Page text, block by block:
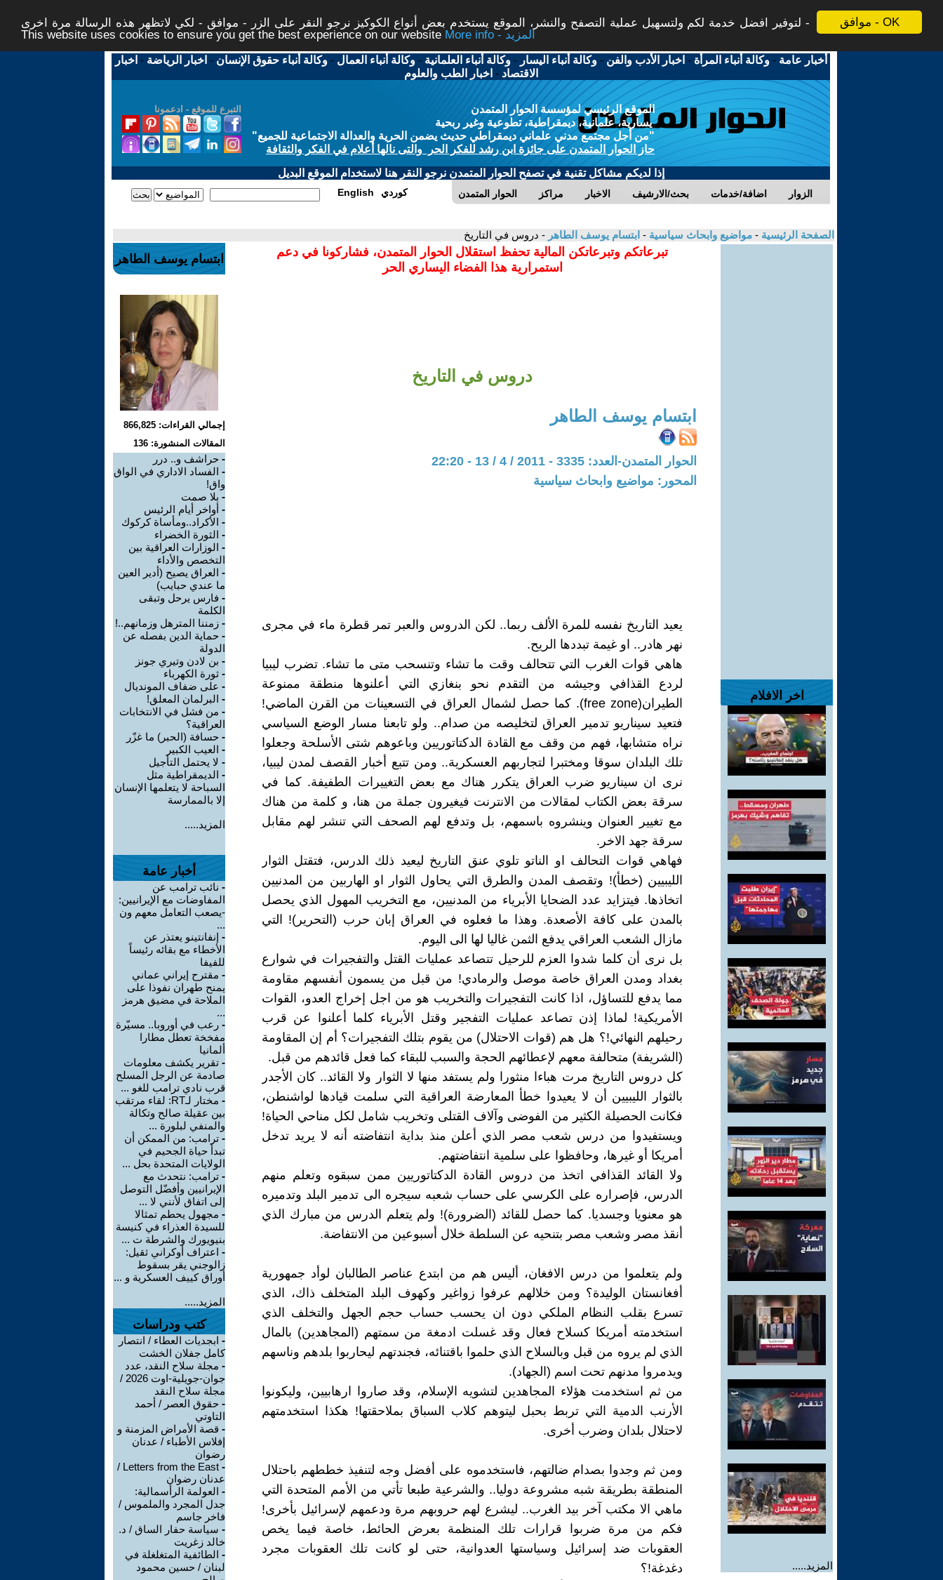
موافق - OK
لتوفير افضل خدمة لكم ولتسهيل عملية التصفح والنشر، الموقع يستخدم بعض أنواع الكوكيز نرجو النقر على الزر - موافق - لكي لاتظهر هذه الرسالة مرة اخرى -
This website uses cookies to ensure you get the best experience on our website
More info - المزيد
أخبار عامة -وكالة أنباء المرأة - اخبار الأدب والفن -وكالة أنباء اليسار -وكالة أنباء العلمانية -وكالة أنباء العمال -وكالة أنباء حقوق الإنسان - اخبار الرياضة - اخبار
الاقتصاد - اخبار الطب والعلوم
التبرع للموقع - ادعمونا
الموقع الرئيسي لمؤسسة الحوار المتمدن
يسارية، علمانية، ديمقراطية، تطوعية وغير ربحية
"من أجل مجتمع مدني علماني ديمقراطي حديث يضمن الحرية والعدالة الاجتماعية للجميع"
حاز الحوار المتمدن على جائزة ابن رشد للفكر الحر والتى نالها أعلام في الفكر والثقافة
إذا لديكم مشاكل تقنية في تصفح الحوار المتمدن نرجو النقر هنا لاستخدام الموقع البديل
الحوار المتمدن مراكز الاخبار بحث/الارشيف اضافة/خدمات الزوار English كوردي
الصفحة الرئيسية - مواضيع وابحاث سياسية - ابتسام يوسف الطاهر - دروس في التاريخ
اخر الافلام
المزيد.....
تبرعاتكم وتبرعاتكن المالية تحفظ استقلال الحوار المتمدن، فشاركونا في دعم
استمرارية هذا الفضاء اليساري الحر
دروس في التاريخ
ابتسام يوسف الطاهر
الحوار المتمدن-العدد: 3335 - 2011 / 4 / 13 - 22:20
المحور: مواضيع وابحاث سياسية
يعيد التاريخ نفسه للمرة الألف ربما.. لكن الدروس والعبر تمر قطرة ماء في مجرى
نهر هادر.. او غيمة تبددها الريح.
هاهي قوات الغرب التي تتحالف وقت ما تشاء وتنسحب متى ما تشاء. تضرب ليبيا
لردع القذافي وجيشه من التقدم نحو بنغازي التي أعلنوها منطقة ممنوعة
الطيران(free zone). كما حصل لشمال العراق في التسعينات من القرن الماضي!
فتعيد سيناريو تدمير العراق لتخليصه من صدام.. ولو تابعنا مسار الوضع السياسي
نراه متشابها، فهم من وقف مع القادة الدكتاتوريين وباعوهم شتى الأسلحة وجعلوا
تلك البلدان سوقا ومختبرا لتجاربهم العسكرية.. ومن تتبع أخبار القصف لمدن ليبيا،
نرى ان سيناريو ضرب العراق يتكرر هناك مع بعض التغييرات الطفيفة. كما في
سرقة بعض الكتاب لمقالات من الانترنت فيغيرون جملة من هنا، و كلمة من هناك
مع تغيير العنوان وينشروه باسمهم، بل وتدفع لهم الصحف التي تنشر لهم مقابل
سرقة جهد الاخر.
فهاهي قوات التحالف او الناتو تلوي عنق التاريخ ليعيد ذلك الدرس، فتقتل الثوار
الليبيين (خطأ)! وتقصف المدن والطرق التي يحاول الثوار او الهاربين من المدنيين
اتخاذها. فيتزايد عدد الضحايا الأبرياء من المدنيين، مع التخريب المهول الذي يحصل
بالمدن على كافة الأصعدة. وهذا ما فعلوه في العراق إبان حرب (التحرير)! التي
مازال الشعب العراقي يدفع الثمن غاليا لها الى اليوم.
بل نرى أن كلما شدوا العزم للرحيل تتصاعد عمليات القتل والتفجيرات في شوارع
بغداد ومدن العراق خاصة موصل والرمادي! من قبل من يسمون أنفسهم مقاومة
مما يدفع للتساؤل، اذا كانت التفجيرات والتخريب هو من اجل إخراج العدو، القوات
الأمريكية! لماذا إذن تصاعد عمليات التفجير وقتل الأبرياء كلما أعلنوا عن قرب
رحيلهم النهائي!؟ هل هم (قوات الاحتلال) من يقوم بتلك التفجيرات؟ أم إن المقاومة
(الشريفة) متحالفة معهم لإعطائهم الحجة والسبب للبقاء كما فعل قائدهم من قبل.
كل دروس التاريخ مرت هباءا منثورا ولم يستفد منها لا الثوار ولا القائد.. كان الأجدر
بالثوار الليبيين أن لا يعيدوا خطأ المعارضة العراقية التي سلمت قيادها لواشنطن،
فكانت الحصيلة الكثير من الفوضى وآلاف القتلى وتخريب شامل لكل مناحي الحياة!
ويستفيدوا من درس شعب مصر الذي أعلن منذ بداية انتفاضته أنه لا يريد تدخل
أمريكا أو غيرها، وحافظوا على سلمية انتفاضتهم.
ولا القائد القذافي اتخذ من دروس القادة الدكتاتوريين ممن سبقوه وتعلم منهم
الدرس، فإصراره على الكرسي على حساب شعبه سيجره الى تدمير البلد وتدميره
هو معنويا وجسديا. كما حصل للقائد (الضرورة)! ولم يتعلم الدرس من مبارك الذي
أنقذ مصر وشعب مصر بتنحيه عن السلطة خلال أسبوعين من الانتفاضة.
ولم يتعلموا من درس الافغان، أليس هم من ابتدع عناصر الطالبان لوأد جمهورية
أفغانستان الوليدة؟ ومن خلالهم عرفوا زواغير وكهوف البلد المتخلف ذاك، الذي
تسرع بقلب النظام الملكي دون ان يحسب حساب حجم الجهل والتخلف الذي
استخدمته أمريكا كسلاح فعال وقد غسلت ادمغة من سمتهم (المجاهدين) بالمال
الذي لم يروه من قبل وبالسلاح الذي حلموا باقتنائه، فجندتهم ليحاربوا بلدهم وناسهم
ويدمروا مدنهم تحت اسم (الجهاد).
من ثم استخدمت هؤلاء المجاهدين لتشويه الإسلام، وقد صاروا ارهابيين، وليكونوا
الأرنب الدمية التي تربط بحبل ليتوهم كلاب السباق بملاحقتها! هكذا استخدمتهم
لاحتلال بلدان وضرب أخرى.
ومن ثم وجدوا بصدام ضالتهم، فاستخدموه على أفضل وجه لتنفيذ خططهم باحتلال
المنطقة بطريقة شبه مشروعة دوليا.. والشرعية طبعا تأتي من الأمم المتحدة التي
ماهي الا مكتب آخر بيد الغرب.. ليشرع لهم حروبهم مرة ودعمهم لإسرائيل بأخرى!
فكم من مرة ضربوا قرارات تلك المنظمة بعرض الحائط، خاصة فيما يخص
العقوبات ضد إسرائيل وسياستها العدوانية، حتى لو كانت تلك العقوبات مجرد
دغدغة!؟
ابتسام يوسف الطاهر
إجمالي القراءات: 866,825
المقالات المنشورة: 136
- حراشف و.. درر
- الفساد الاداري في الواق
واق!
- بلا صمت
- أواخر أيام الرئيس
- الأكراد..ومأساة كركوك
- الثورة الخضراء
- الوزارات العراقية بين
التخصص والأداء
- العراق يصيح (أدير العين
ما عندي حبايب)
- فارس يرحل وتبقى
الكلمة
- زمننا المترهل وزمانهم..!
- حماية الدين بفصله عن
الدولة
- بن لادن وتيري جونز
- ثورة الكهرباء
- على ضفاف المونديال
- البرلمان المعلق!
- من فشل في الانتخابات
العراقية؟
- حسافة (الحبر) ما غزّر
- العيب الكبير
- لا يحتمل التأجيل
- الديمقراطية مثل
السباحة لا يتعلمها الإنسان
إلا بالممارسة
المزيد.....
أخبار عامة
- نائب ترامب عن
المفاوضات مع الإيرانيين:
-يصعب التعامل معهم ون
...
- إنفانتينو يعتذر عن
الأخطاء مع بقائه رئيساً
للفيفا
- مقترح إيراني عماني
يمنح طهران نفوذا على
الملاحة في مضيق هرمز
...
- رعب في أوروبا.. مسيّرة
مفخخة تعطل مطارا
ألمانيا
- تقرير يكشف معلومات
صادمة عن الرجل المسلح
قرب نادي ترامب للغو ...
-
مختار لـRT: لقاء مرتقب
بين عقيلة صالح وتكالة
والمنفي لبلورة ...
- ترامب: من الممكن أن
تبدأ حياة الجحيم في
الولايات المتحدة بحل ...
- ترامب: نتحدث مع
الإيرانيين وأفضّل التوصل
إلى اتفاق لأنني لا ...
- مجهول يحطم تمثالا
للسيدة العذراء في كنيسة
بنيويورك والشرطة ت ...
- اعتراف أوكراني ثقيل:
زالوجني يقر بسقوط
أوراق كييف العسكرية و ...
المزيد.....
كتب ودراسات
- ابجديات العطاء / انتصار
كامل جفلان الخشت
- مجلة سلاح النقد، عدد
جوان-جويلية-اوت 2026 /
مجلة سلاح النقد
- حقوق العصر / أحمد
التاوتي
- قصة الأمراض المزمنة و
إفلاس الأطباء / عدنان
رضوان
-
Letters from the East /
عدنان رضوان
- العولمة الرأسمالية:
جدل المجرد والملموس /
فاخر جاسم
- سياسة حفار الساق / د.
خالد زغريت
- الطائفية المتغلغلة في
لبنان / حسين محمود